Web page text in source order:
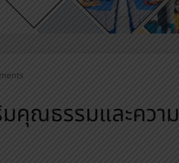
มคุณธรรมและความ